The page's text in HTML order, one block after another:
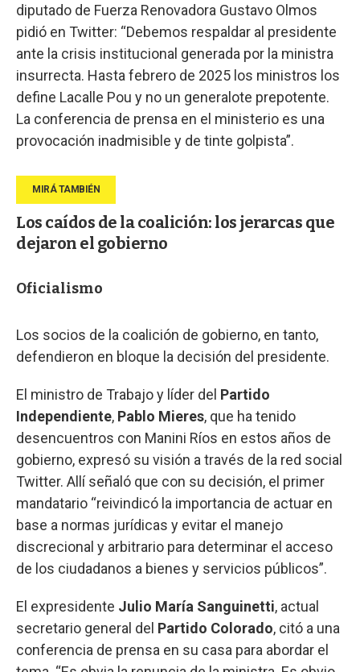
diputado de Fuerza Renovadora Gustavo Olmos
pidió en Twitter: “Debemos respaldar al presidente
ante la crisis institucional generada por la ministra
insurrecta. Hasta febrero de 2025 los ministros los
define Lacalle Pou y no un generalote prepotente.
La conferencia de prensa en el ministerio es una
provocación inadmisible y de tinte golpista”.
Los caídos de la coalición: los jerarcas que
dejaron el gobierno
Oficialismo
Los socios de la coalición de gobierno, en tanto,
defendieron en bloque la decisión del presidente.
El ministro de Trabajo y líder del Partido
Independiente, Pablo Mieres, que ha tenido
desencuentros con Manini Ríos en estos años de
gobierno, expresó su visión a través de la red social
Twitter. Allí señaló que con su decisión, el primer
mandatario “reivindicó la importancia de actuar en
base a normas jurídicas y evitar el manejo
discrecional y arbitrario para determinar el acceso
de los ciudadanos a bienes y servicios públicos”.
El expresidente Julio María Sanguinetti, actual
secretario general del Partido Colorado, citó a una
conferencia de prensa en su casa para abordar el